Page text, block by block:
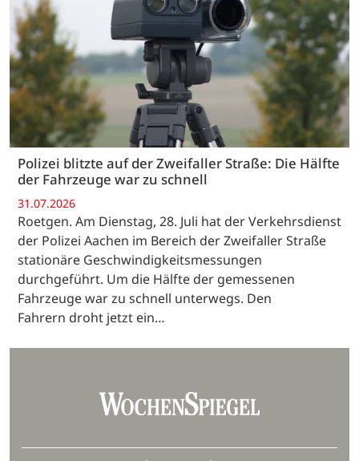
Polizei blitzte auf der Zweifaller Straße: Die Hälfte
der Fahrzeuge war zu schnell
31.07.2026
Roetgen. Am Dienstag, 28. Juli hat der Verkehrsdienst
der Polizei Aachen im Bereich der Zweifaller Straße
stationäre Geschwindigkeitsmessungen
durchgeführt. Um die Hälfte der gemessenen
Fahrzeuge war zu schnell unterwegs. Den
Fahrern droht jetzt ein…